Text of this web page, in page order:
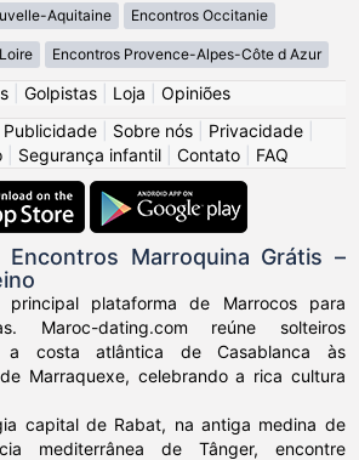
Aquitaine Encontros Occitanie
Encontros Provence-Alpes-Côte d Azur
Golpistas Loja
Opiniões
Publicidade Sobre nós Privacidade
Segurança infantil Contato FAQ
Encontros Marroquina Grátis –
principal plataforma de Marrocos para
Maroc-dating.com reúne solteiros
a costa atlântica de Casablanca às
Marraquexe, celebrando a rica cultura
capital de Rabat, na antiga medina de
mediterrânea de Tânger, encontre